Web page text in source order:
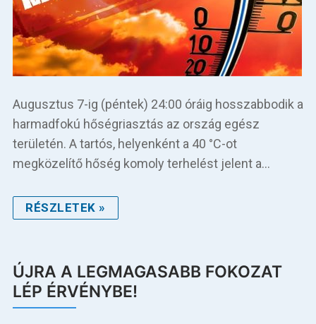
Augusztus 7-ig (péntek) 24:00 óráig hosszabbodik a
harmadfokú hőségriasztás az ország egész
területén. A tartós, helyenként a 40 °C-ot
megközelítő hőség komoly terhelést jelent a…
RÉSZLETEK »
ÚJRA A LEGMAGASABB FOKOZAT
LÉP ÉRVÉNYBE!